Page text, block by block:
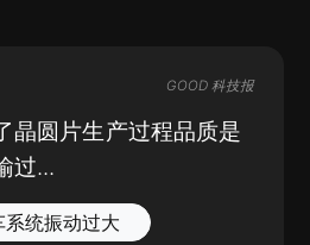
GOOD 科技报
晶圆片生产过程品质是
过...
系统振动过大